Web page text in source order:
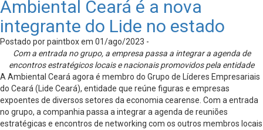
Ambiental Ceará é a nova
integrante do Lide no estado
Postado por paintbox em 01/ago/2023 -
Com a entrada no grupo, a empresa passa a integrar a agenda de
encontros estratégicos locais e nacionais promovidos pela entidade
A Ambiental Ceará agora é membro do Grupo de Líderes Empresariais
do Ceará (Lide Ceará), entidade que reúne figuras e empresas
expoentes de diversos setores da economia cearense. Com a entrada
no grupo, a companhia passa a integrar a agenda de reuniões
estratégicas e encontros de networking com os outros membros locais